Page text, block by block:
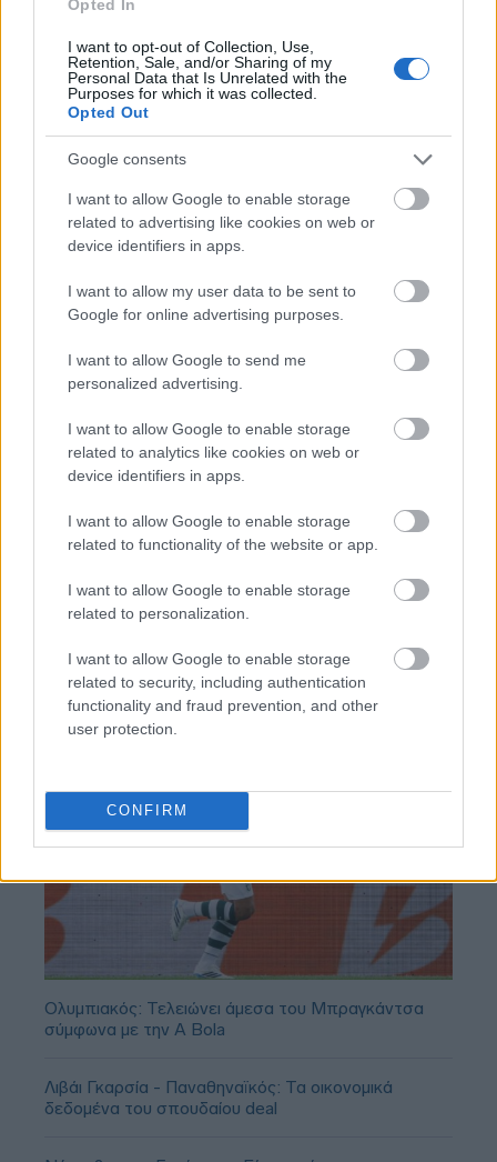
Opted In
I want to opt-out of Collection, Use,
Retention, Sale, and/or Sharing of my
Personal Data that Is Unrelated with the
Purposes for which it was collected.
Opted Out
Google consents
I want to allow Google to enable storage
related to advertising like cookies on web or
device identifiers in apps.
I want to allow my user data to be sent to
Google for online advertising purposes.
I want to allow Google to send me
personalized advertising.
I want to allow Google to enable storage
related to analytics like cookies on web or
device identifiers in apps.
I want to allow Google to enable storage
related to functionality of the website or app.
I want to allow Google to enable storage
related to personalization.
I want to allow Google to enable storage
related to security, including authentication
functionality and fraud prevention, and other
user protection.
CONFIRM
Τουρισμός για Όλους: Ανοίγουν οι αιτήσεις για
voucher έως 600 ευρώ
Μετά τις φορολογικές δηλώσεις έρχονται οι
Δόμνας στον Μακάριο - Τα... depon στο κόμμα
Καρυστιανού
TAGS:
Απεργία
ΓΣΕΕ
Πλοία Λιμάνια
INTERNET
Ολυμπιακός: Τελειώνει άμεσα του Μπραγκάντσα
σύμφωνα με την A Bola
Λιβάι Γκαρσία - Παναθηναϊκός: Τα οικονομικά
δεδομένα του σπουδαίου deal